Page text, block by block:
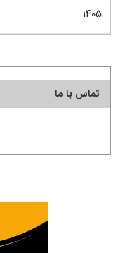
۱۴۰۵
تماس با ما